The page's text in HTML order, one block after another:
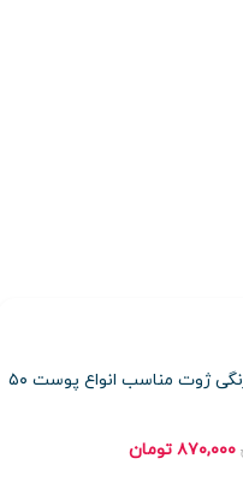
ضد آفتاب رنگی ژوت مناسب انواع پوست ۵۰
۸۷۰,۰۰۰ تومان